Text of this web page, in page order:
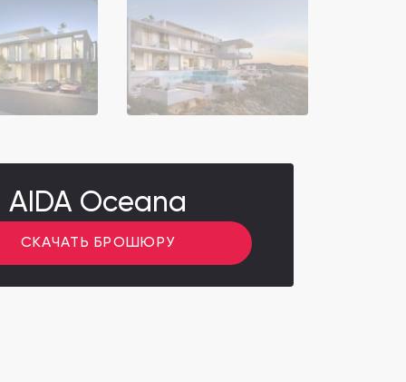
AIDA Oceana
СКАЧАТЬ БРОШЮРУ